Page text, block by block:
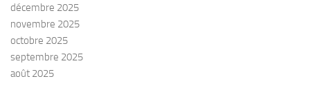
décembre 2025
novembre 2025
octobre 2025
septembre 2025
août 2025